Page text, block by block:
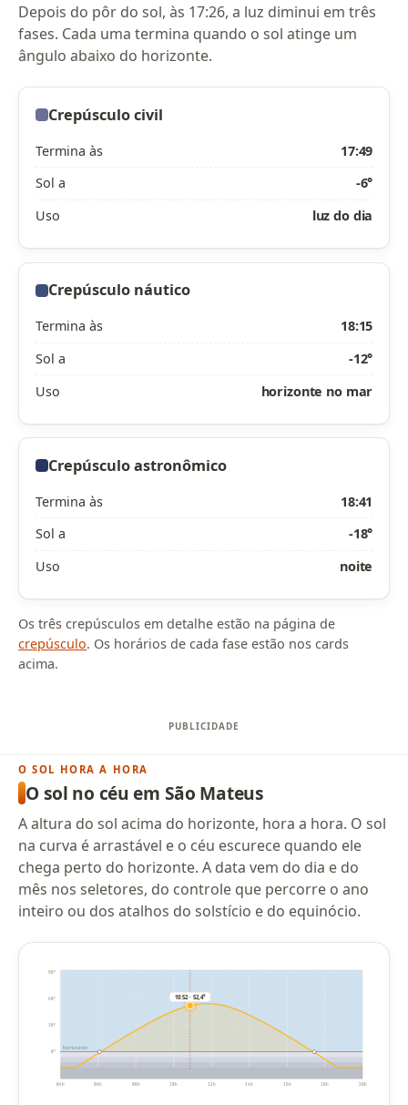
Depois do pôr do sol, às 17:26, a luz diminui em três
fases. Cada uma termina quando o sol atinge um
ângulo abaixo do horizonte.
Crepúsculo civil
Termina às
17:49
Sol a
-6°
Uso
luz do dia
Crepúsculo náutico
Termina às
18:15
Sol a
-12°
Uso
horizonte no mar
Crepúsculo astronômico
Termina às
18:41
Sol a
-18°
Uso
noite
Os três crepúsculos em detalhe estão na página de
crepúsculo. Os horários de cada fase estão nos cards
acima.
O SOL HORA A HORA
O sol no céu em São Mateus
A altura do sol acima do horizonte, hora a hora. O sol
na curva é arrastável e o céu escurece quando ele
chega perto do horizonte. A data vem do dia e do
mês nos seletores, do controle que percorre o ano
inteiro ou dos atalhos do solstício e do equinócio.
0°
30°
60°
90°
horizonte
04h 06h 08h 10h 12h 14h 16h 18h 20h
10:52 · 52,4°